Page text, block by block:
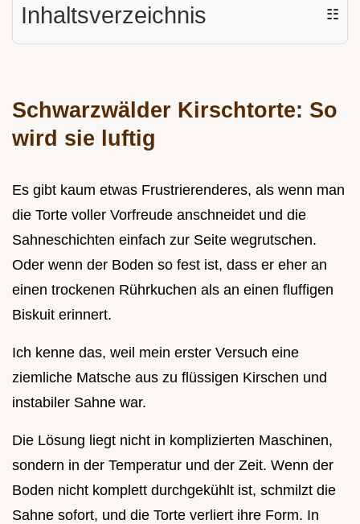
Inhaltsverzeichnis ☷
Schwarzwälder Kirschtorte: So
wird sie luftig
Es gibt kaum etwas Frustrierenderes, als wenn man
die Torte voller Vorfreude anschneidet und die
Sahneschichten einfach zur Seite wegrutschen.
Oder wenn der Boden so fest ist, dass er eher an
einen trockenen Rührkuchen als an einen fluffigen
Biskuit erinnert.
Ich kenne das, weil mein erster Versuch eine
ziemliche Matsche aus zu flüssigen Kirschen und
instabiler Sahne war.
Die Lösung liegt nicht in komplizierten Maschinen,
sondern in der Temperatur und der Zeit. Wenn der
Boden nicht komplett durchgekühlt ist, schmilzt die
Sahne sofort, und die Torte verliert ihre Form. In